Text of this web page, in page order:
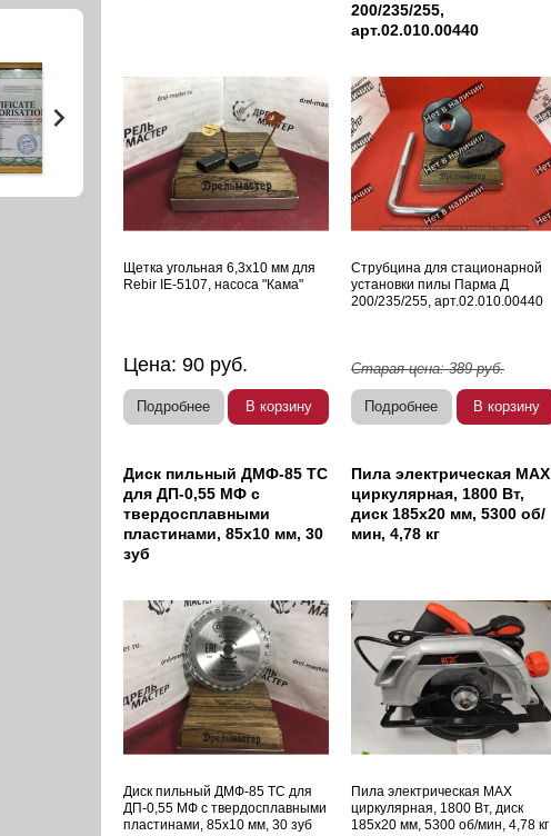
Щетка угольная 6,3х10 мм для
Rebir IE-5107, насоса "Кама"
Цена: 90 руб.
Подробнее В корзину
200/235/255,
арт.02.010.00440
Струбцина для стационарной
установки пилы Парма Д
200/235/255, арт.02.010.00440
Старая цена:389руб.
Подробнее В корзину
Диск пильный ДМФ-85 ТС
для ДП-0,55 МФ с
твердосплавными
пластинами, 85х10 мм, 30
зуб
Диск пильный ДМФ-85 ТС для
ДП-0,55 МФ с твердосплавными
пластинами, 85х10 мм, 30 зуб
Пила электрическая MAX
циркулярная, 1800 Вт,
диск 185х20 мм, 5300 об/
мин, 4,78 кг
Пила электрическая MAX
циркулярная, 1800 Вт, диск
185х20 мм, 5300 об/мин, 4,78 кг